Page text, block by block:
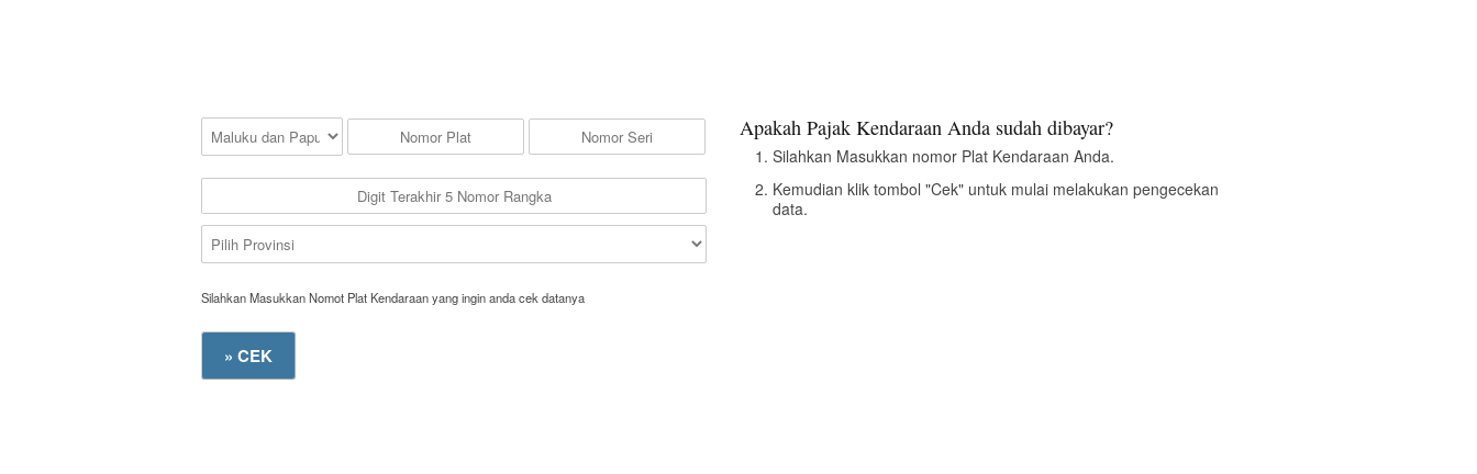
Silahkan Masukkan Nomot Plat Kendaraan yang ingin anda cek datanya
Apakah Pajak Kendaraan Anda sudah dibayar?
Silahkan Masukkan nomor Plat Kendaraan Anda.
Kemudian klik tombol "Cek" untuk mulai melakukan pengecekan
data.